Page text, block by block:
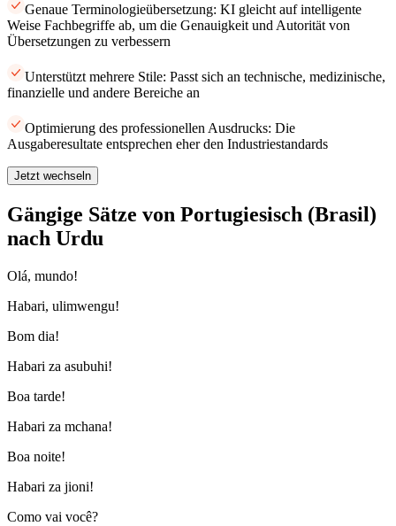
Genaue Terminologieübersetzung: KI gleicht auf intelligente
Weise Fachbegriffe ab, um die Genauigkeit und Autorität von
Übersetzungen zu verbessern
Unterstützt mehrere Stile: Passt sich an technische, medizinische,
finanzielle und andere Bereiche an
Optimierung des professionellen Ausdrucks: Die
Ausgaberesultate entsprechen eher den Industriestandards
Jetzt wechseln
Gängige Sätze von Portugiesisch (Brasil)
nach Urdu
Olá, mundo!
Habari, ulimwengu!
Bom dia!
Habari za asubuhi!
Boa tarde!
Habari za mchana!
Boa noite!
Habari za jioni!
Como vai você?